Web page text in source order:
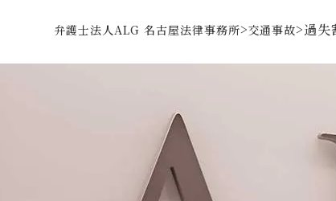
弁護士法人ALG 名古屋法律事務所>交通事故>過失